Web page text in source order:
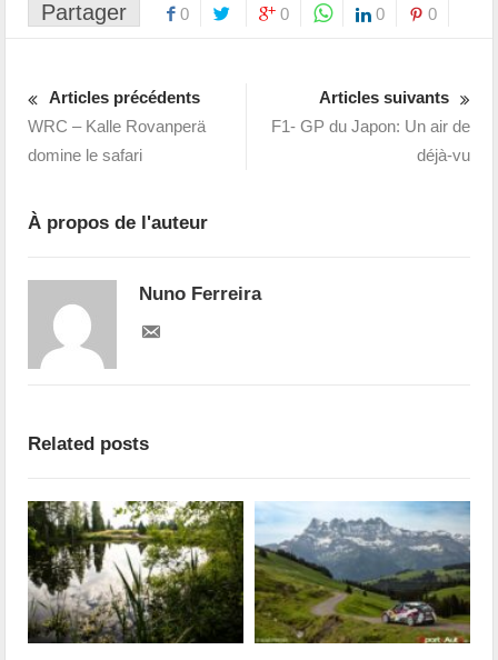
Partager 0 0 0 0
Articles précédents
WRC – Kalle Rovanperä
domine le safari
Articles suivants
F1- GP du Japon: Un air de
déjà-vu
À propos de l'auteur
Nuno Ferreira
Related posts